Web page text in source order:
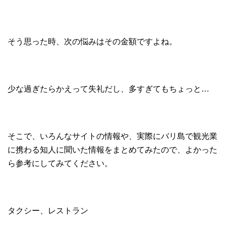
そう思った時、次の悩みはその金額ですよね。
少な過ぎたらかえって失礼だし、多すぎてもちょっと…
そこで、いろんなサイトの情報や、実際にバリ島で観光業
に携わる知人に聞いた情報をまとめてみたので、よかった
ら参考にしてみてください。
タクシー、レストラン